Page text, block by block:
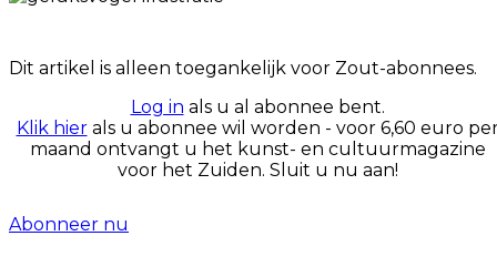
Dit artikel is alleen toegankelijk voor Zout-abonnees.
Log in als u al abonnee bent.
Klik hierals u abonnee wil worden - voor 6,60 euro
maand ontvangt u het kunst- en cultuurmagazine
voor het Zuiden. Sluit u nu aan!
Abonneer nu